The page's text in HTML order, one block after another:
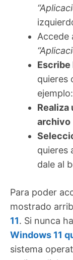
Accede
quieres
Realiza
archivo
quieres
dale al
Para poder
mostrado
11. Si nunca
Windows 11
sistema